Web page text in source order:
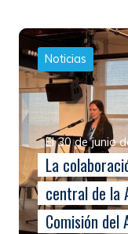
Noticias
El 30 de junio
La
central de la
Comisión